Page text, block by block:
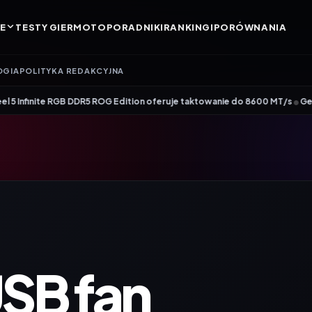
TESTY GIERMOTOPORADNIKIRANKINGIPORÓWNANIA
POLITYKA REDAKCYJNA
ROG Edition oferuje taktowanie do 8600 MT/s• Genesis Zircon
fan